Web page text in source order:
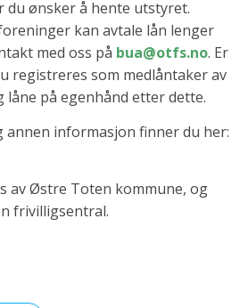
du ønsker å hente utstyret.
kan avtale lån lenger
med oss på bua@otfs.no. Er
registreres som medlåntaker av
låne på egenhånd etter dette.
annen informasjon finner du her:
av Østre Toten kommune, og
frivilligsentral.